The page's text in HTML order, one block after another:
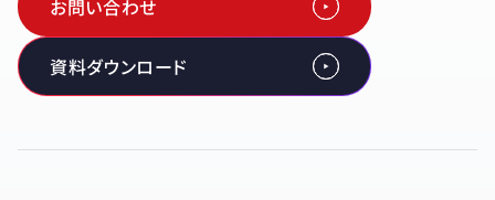
お問い合わせ
資料ダウンロード